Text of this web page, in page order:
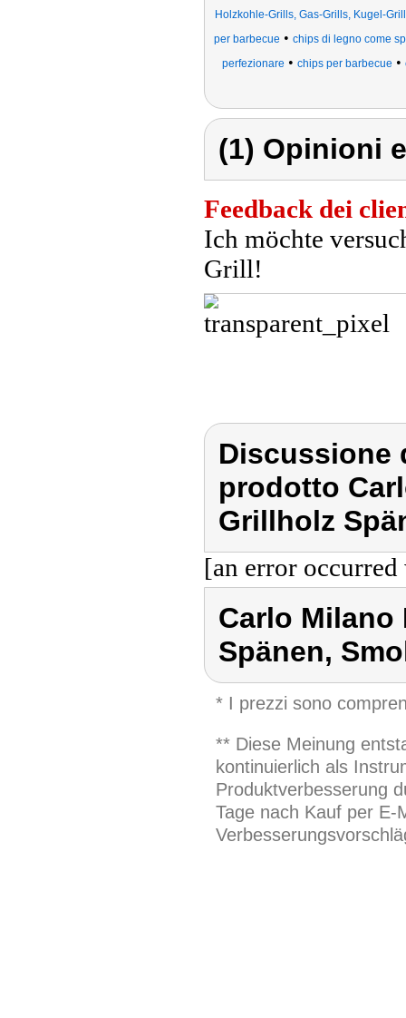
Holzkohle-Grills, Gas-Grills, Kugel-
per barbecue • chips di legno come
perfezionare • chips per barbecue •
(1) Opinioni
Feedback dei
Ich möchte
Grill!
Discussione
prodotto
Grillholz
[an error
Carlo
Spänen,
* I prezzi sono
** Diese Meinung
kontinuierlich als
Produktverbesserung
Tage nach Kauf per E-